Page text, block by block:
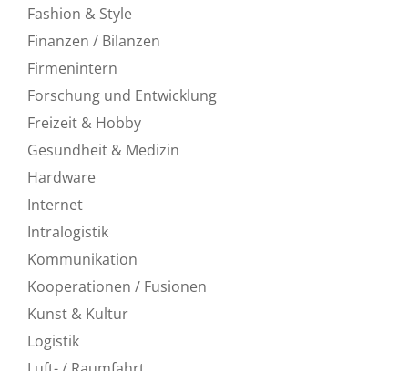
Fashion & Style
Finanzen / Bilanzen
Firmenintern
Forschung und Entwicklung
Freizeit & Hobby
Gesundheit & Medizin
Hardware
Internet
Intralogistik
Kommunikation
Kooperationen / Fusionen
Kunst & Kultur
Logistik